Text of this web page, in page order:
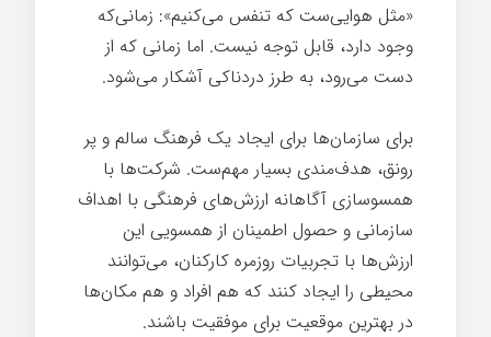
«مثل هوایی‌ست که تنفس می‌کنیم»: زمانی‌که
وجود دارد، قابل توجه نیست. اما زمانی که از
دست می‌رود، به طرز دردناکی آشکار می‌شود.
برای سازمان‌ها برای ایجاد یک فرهنگ سالم و پر
رونق، هدف‌مندی بسیار مهم‌ست. شرکت‌ها با
همسوسازی آگاهانه ارزش‌های فرهنگی با اهداف
سازمانی و حصول اطمینان از همسویی این
ارزش‌ها با تجربیات روزمره کارکنان، می‌توانند
محیطی را ایجاد کنند که هم افراد و هم مکان‌ها
در بهترین موقعیت برای موفقیت باشند.